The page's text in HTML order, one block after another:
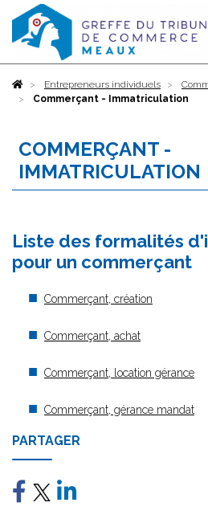
AccueilEntrepreneurs individuels
Commerçant - Immatriculation
COMMERÇANT -
IMMATRICULATION
Liste des formalités
pour un commerçant
Commerçant, création
Commerçant, achat
Commerçant, location gérance
Commerçant, gérance mandat
PARTAGER